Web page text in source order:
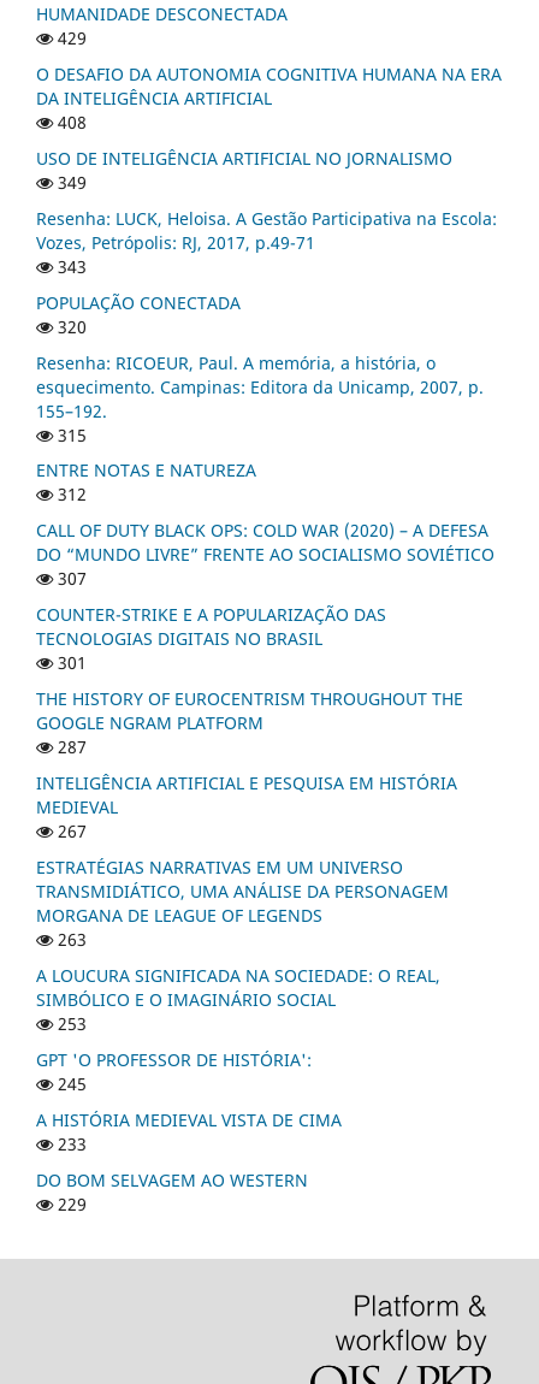
HUMANIDADE DESCONECTADA
429
O DESAFIO DA AUTONOMIA COGNITIVA HUMANA NA ERA
DA INTELIGÊNCIA ARTIFICIAL
408
USO DE INTELIGÊNCIA ARTIFICIAL NO JORNALISMO
349
Resenha: LUCK, Heloisa. A Gestão Participativa na Escola:
Vozes, Petrópolis: RJ, 2017, p.49-71
343
POPULAÇÃO CONECTADA
320
Resenha: RICOEUR, Paul. A memória, a história, o
esquecimento. Campinas: Editora da Unicamp, 2007, p.
155–192.
315
ENTRE NOTAS E NATUREZA
312
CALL OF DUTY BLACK OPS: COLD WAR (2020) – A DEFESA
DO “MUNDO LIVRE” FRENTE AO SOCIALISMO SOVIÉTICO
307
COUNTER-STRIKE E A POPULARIZAÇÃO DAS
TECNOLOGIAS DIGITAIS NO BRASIL
301
THE HISTORY OF EUROCENTRISM THROUGHOUT THE
GOOGLE NGRAM PLATFORM
287
INTELIGÊNCIA ARTIFICIAL E PESQUISA EM HISTÓRIA
MEDIEVAL
267
ESTRATÉGIAS NARRATIVAS EM UM UNIVERSO
TRANSMIDIÁTICO, UMA ANÁLISE DA PERSONAGEM
MORGANA DE LEAGUE OF LEGENDS
263
A LOUCURA SIGNIFICADA NA SOCIEDADE: O REAL,
SIMBÓLICO E O IMAGINÁRIO SOCIAL
253
GPT 'O PROFESSOR DE HISTÓRIA':
245
A HISTÓRIA MEDIEVAL VISTA DE CIMA
233
DO BOM SELVAGEM AO WESTERN
229